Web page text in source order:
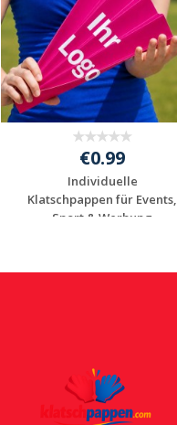
€0.99
Individuelle
Klatschpappen für Events,
Sport & Werbung